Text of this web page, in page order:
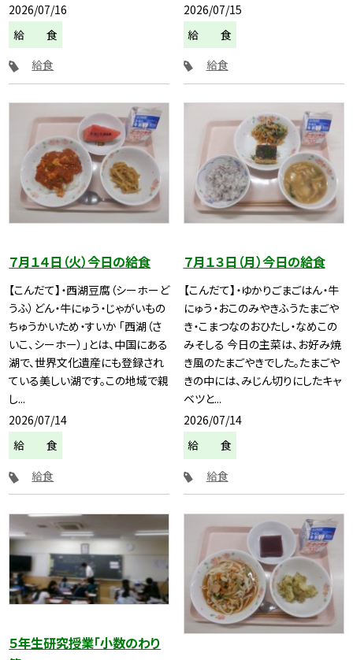
2026/07/16
給 食
給食
2026/07/15
給 食
給食
７月１４日（火）今日の給食
【こんだて】・西湖豆腐（シーホーど
うふ）どん・牛にゅう・じゃがいもの
ちゅうかいため・すいか 「西湖（さ
いこ、シーホー）」とは、中国にある
湖で、世界文化遺産にも登録され
ている美しい湖です。この地域で親
し...
2026/07/14
給 食
給食
７月１３日（月）今日の給食
【こんだて】・ゆかりごまごはん・牛
にゅう・おこのみやきふうたまごや
き・こまつなのおひたし・なめこの
みそしる 今日の主菜は、お好み焼
き風のたまごやきでした。たまごや
きの中には、みじん切りにしたキャ
ベツと...
2026/07/14
給 食
給食
５年生研究授業「小数のわり